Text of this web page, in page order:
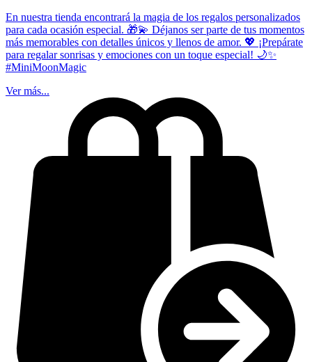
En nuestra tienda encontrará la magia de los regalos personalizados
para cada ocasión especial. 🎁💫 Déjanos ser parte de tus momentos
más memorables con detalles únicos y llenos de amor. 💖 ¡Prepárate
para regalar sonrisas y emociones con un toque especial! 🌙✨
#MiniMoonMagic
Ver más...